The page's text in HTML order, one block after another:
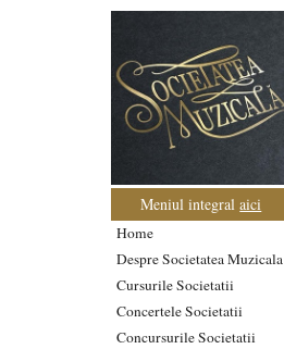
Meniul integralaici
Home
Despre Societatea Muzicala
Cursurile Societatii
Concertele Societatii
Concursurile Societatii